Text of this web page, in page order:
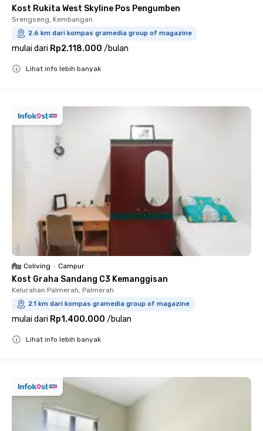
Kost Rukita West Skyline Pos Pengumben
Srengseng, Kembangan
2.6 km dari kompas gramedia group of magazine
mulai dari Rp2.118.000 /bulan
Lihat info lebih banyak
Coliving • Campur
Kost Graha Sandang C3 Kemanggisan
Kelurahan Palmerah, Palmerah
2.1 km dari kompas gramedia group of magazine
mulai dari Rp1.400.000 /bulan
Lihat info lebih banyak